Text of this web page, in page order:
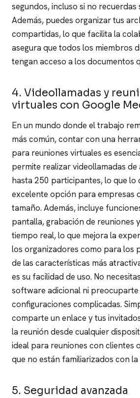
segundos, incluso si no
Además, puedes organizar tus
compartidas, lo que facilita la
asegura que todos los miembros
tengan acceso a los documentos
4. Videollamadas y
virtuales con Google
En un mundo donde el trabajo
más común, contar con una
para reuniones virtuales es
permite realizar videollamadas
hasta 250 participantes, lo que lo
excelente opción para empresas
tamaño. Además, incluye
pantalla, grabación de reuniones
tiempo real, lo que mejora la
los organizadores como para los
de las características más
es su facilidad de uso. No
software adicional ni
configuraciones complicadas.
comparte un enlace y tus
la reunión desde cualquier
ideal para reuniones con clientes
que no están familiarizados con
5. Seguridad avanzada